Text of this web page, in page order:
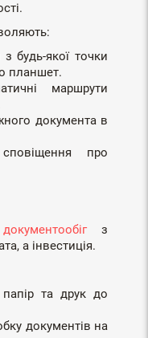
будь-якої точки
планшет.
маршрути
документа в
про
з
а інвестиція.
та друк до
документів на